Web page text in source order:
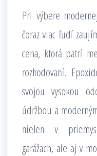
Pri výbere
čoraz viac ľudí
cena, ktorá patrí
rozhodovaní.
svojou vysokou
údržbou a
nielen v
garážach, ale aj v